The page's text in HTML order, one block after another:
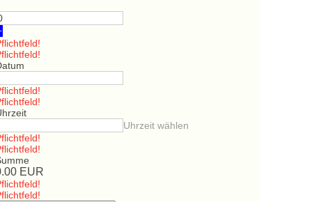
Uhrzeit wählen
EUR